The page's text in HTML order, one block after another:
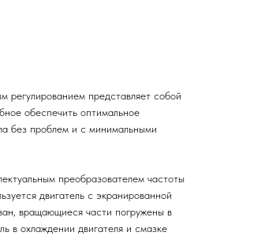
представляет собой
обеспечить оптимальное
без проблем и с минимальными
преобразователем частоты
двигатель с экранированной
вращающиеся части погружены в
в охлаждении двигателя и смазке